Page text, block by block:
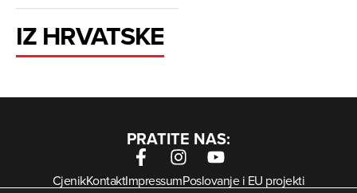
IZ HRVATSKE
PRATITE NAS:
CjenikKontaktImpressumPoslovanje i EU projekti